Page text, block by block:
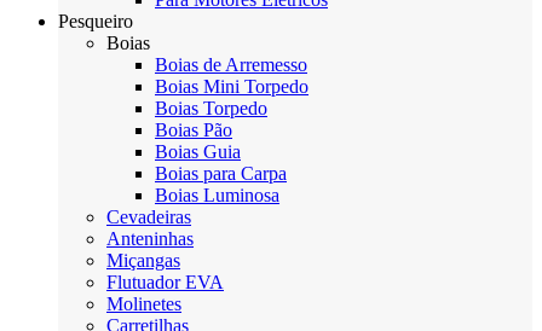
Pesqueiro
Boias
Boias de Arremesso
Boias Mini Torpedo
Boias Torpedo
Boias Pão
Boias Guia
Boias para Carpa
Boias Luminosa
Cevadeiras
Anteninhas
Miçangas
Flutuador EVA
Molinetes
Carretilhas